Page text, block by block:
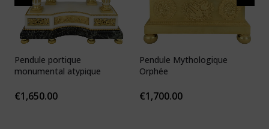
Pendule portique
monumental atypique
€1,650.00
Pendule Mythologique
Orphée
€1,700.00